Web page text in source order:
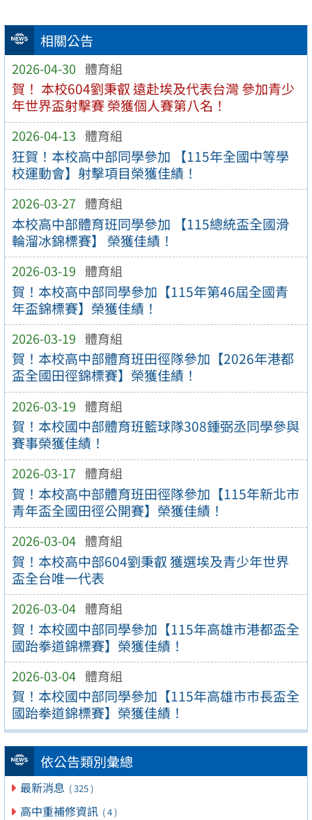
相關公告
2026-04-30 體育組
賀！ 本校604劉秉叡 遠赴埃及代表台灣 參加青少
年世界盃射擊賽 榮獲個人賽第八名！
2026-04-13 體育組
狂賀！本校高中部同學參加 【115年全國中等學
校運動會】射擊項目榮獲佳績！
2026-03-27 體育組
本校高中部體育班同學參加 【115總統盃全國滑
輪溜冰錦標賽】 榮獲佳績！
2026-03-19 體育組
賀！本校高中部同學參加【115年第46屆全國青
年盃錦標賽】榮獲佳績！
2026-03-19 體育組
賀！本校高中部體育班田徑隊參加【2026年港都
盃全國田徑錦標賽】榮獲佳績！
2026-03-19 體育組
賀！本校國中部體育班籃球隊308鍾弼丞同學參與
賽事榮獲佳績！
2026-03-17 體育組
賀！本校高中部體育班田徑隊參加【115年新北市
青年盃全國田徑公開賽】榮獲佳績！
2026-03-04 體育組
賀！本校高中部604劉秉叡 獲選埃及青少年世界
盃全台唯一代表
2026-03-04 體育組
賀！本校國中部同學參加【115年高雄市港都盃全
國跆拳道錦標賽】榮獲佳績！
2026-03-04 體育組
賀！本校國中部同學參加【115年高雄市市長盃全
國跆拳道錦標賽】榮獲佳績！
依公告類別彙總
最新消息 ( 325 )
高中重補修資訊 ( 4 )